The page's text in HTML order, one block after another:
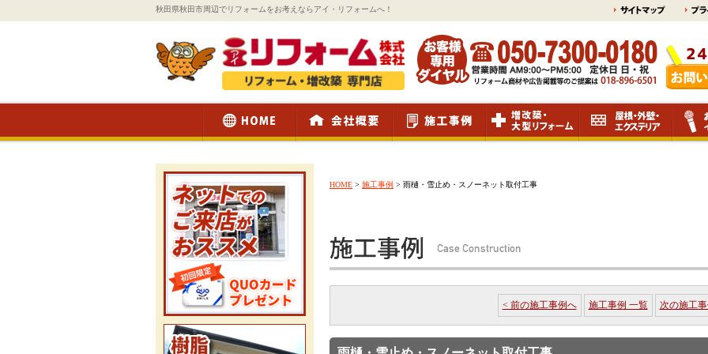
秋田県秋田市周辺でリフォームをお考えならアイ・リフォームへ！
HOME > 施工事例 > 雨樋・雪止め・スノーネット取付工事
< 前の施工事例へ 施工事例 一覧 次の施工